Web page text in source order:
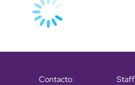
Contacto Staff